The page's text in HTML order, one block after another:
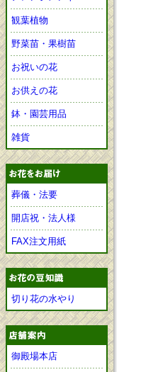
観葉植物
野菜苗・果樹苗
お祝いの花
お供えの花
鉢・園芸用品
雑貨
葬儀・法要
開店祝・法人様
FAX注文用紙
切り花の水やり
御殿場本店